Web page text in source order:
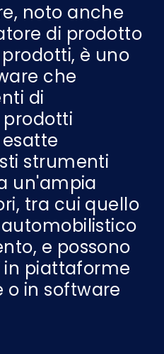
noto anche
di prodotto
è uno
che
di
prodotti
strumenti
un'ampia
tra cui quello
e possono
in piattaforme
in software